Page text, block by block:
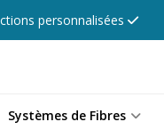
personnalisées
Systèmes de Fibres